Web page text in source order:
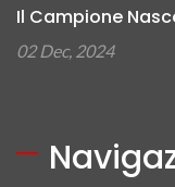
Il Campione
02 Dec, 2024